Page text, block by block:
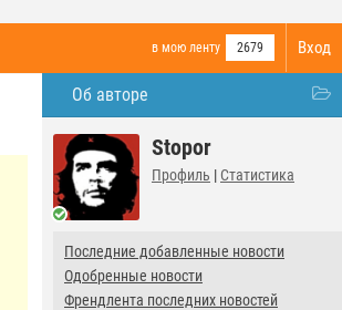
Вход
в мою ленту 2679
Об авторе
Stopor
Профиль | Статистика
Последние добавленные новости
Одобренные новости
Френдлента последних новостей